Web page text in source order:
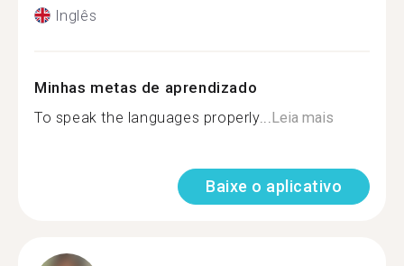
Inglês
Minhas metas de aprendizado
To speak the languages properly... Leia mais
Baixe o aplicativo